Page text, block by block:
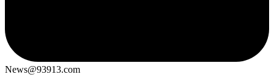
News@93913.com